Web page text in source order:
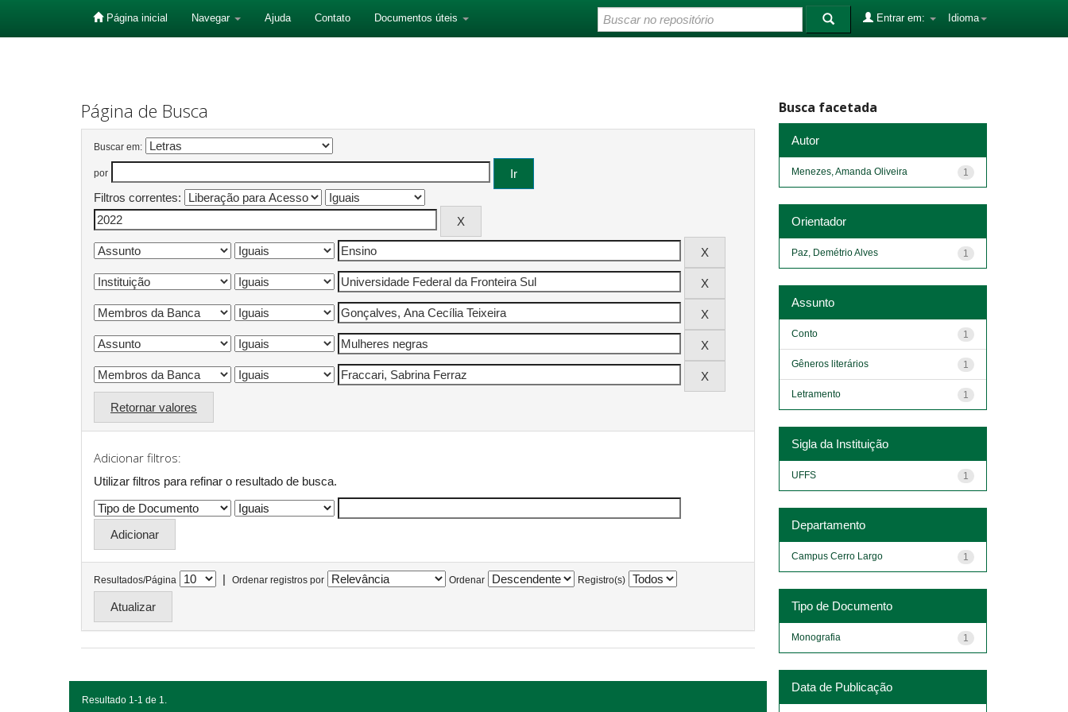
Página inicial Navegar Ajuda Contato Documentos úteis Idioma
Entrar em:
Página de Busca
Buscar em:
por
Filtros correntes:
Retornar valores
Adicionar filtros:
Utilizar filtros para refinar o resultado de busca.
Resultados/Página | Ordenar registros por Ordenar Registro(s)
Resultado 1-1 de 1.
Busca facetada
Autor
1
Menezes, Amanda Oliveira
Orientador
1
Paz, Demétrio Alves
Assunto
1
Conto
1
Gêneros literários
1
Letramento
Sigla da Instituição
1
UFFS
Departamento
1
Campus Cerro Largo
Tipo de Documento
1
Monografia
Data de Publicação